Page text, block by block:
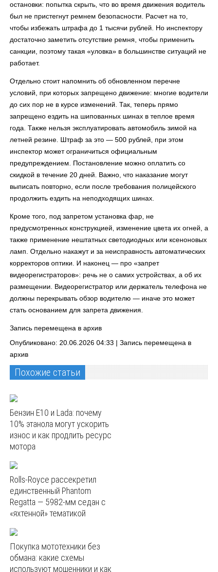
остановки: попытка скрыть, что во время движения водитель
был не пристегнут ремнем безопасности. Расчет на то,
чтобы избежать штрафа до 1 тысячи рублей. Но инспектору
достаточно заметить отсутствие ремня, чтобы применить
санкции, поэтому такая «уловка» в большинстве ситуаций не
работает.
Отдельно стоит напомнить об обновленном перечне
условий, при которых запрещено движение: многие водители
до сих пор не в курсе изменений. Так, теперь прямо
запрещено ездить на шипованных шинах в теплое время
года. Также нельзя эксплуатировать автомобиль зимой на
летней резине. Штраф за это — 500 рублей, при этом
инспектор может ограничиться официальным
предупреждением. Постановление можно оплатить со
скидкой в течение 20 дней. Важно, что наказание могут
выписать повторно, если после требования полицейского
продолжить ездить на неподходящих шинах.
Кроме того, под запретом установка фар, не
предусмотренных конструкцией, изменение цвета их огней, а
также применение нештатных светодиодных или ксеноновых
ламп. Отдельно накажут и за неисправность автоматических
корректоров оптики. И наконец — про «запрет
видеорегистраторов»: речь не о самих устройствах, а об их
размещении. Видеорегистратор или держатель телефона не
должны перекрывать обзор водителю — иначе это может
стать основанием для запрета движения.
Запись перемещена в архив
Опубликовано: 20.06.2026 04:33 | Запись перемещена в
архив
Похожие статьи
Бензин E10 и Lada: почему
10% этанола могут ускорить
износ и как продлить ресурс
мотора
Rolls-Royce рассекретил
единственный Phantom
Regatta — 5982‑мм седан с
«яхтенной» тематикой
Покупка мототехники без
обмана: какие схемы
используют мошенники и как